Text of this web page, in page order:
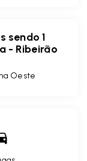
sendo 1
- Ribeirão
Oeste